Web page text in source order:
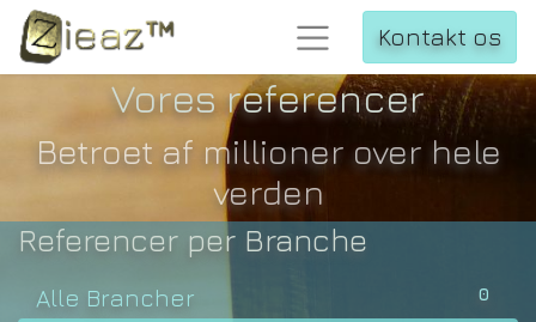
Kontakt os
Vores referencer
Betroet af millioner over hele
verden
Referencer per Branche
0
Alle Brancher